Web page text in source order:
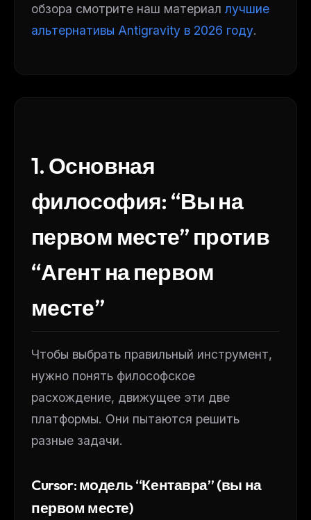
обзора смотрите наш материал лучшие
альтернативы Antigravity в 2026 году.
1. Основная
философия: “Вы на
первом месте” против
“Агент на первом
месте”
Чтобы выбрать правильный инструмент,
нужно понять философское
расхождение, движущее эти две
платформы. Они пытаются решить
разные задачи.
Cursor: модель “Кентавра” (вы на
первом месте)